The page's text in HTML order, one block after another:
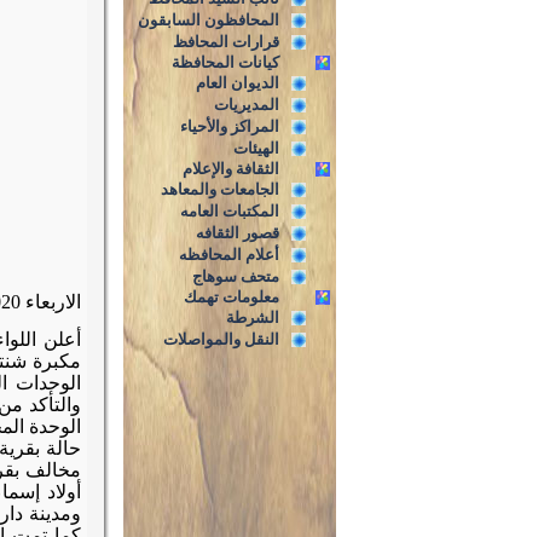
المحافظون السابقون
قرارات المحافظ
كيانات المحافظة
الديوان العام
المديريات
المراكز والأحياء
الهيئات
الثقافة والإعلام
الجامعات والمعاهد
المكتبات العامه
قصور الثقافه
أعلام المحافظه
متحف سوهاج
معلومات تهمك
الشرطة
النقل والمواصلات
الاربعاء 17/6/2020
مكبرة
الوحدات
والتأكد
الوحدة
حالة